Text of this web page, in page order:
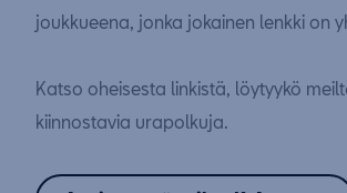
joukkueena, jonka jokainen lenkki on
Katso oheisesta linkistä, löytyykö
kiinnostavia urapolkuja.